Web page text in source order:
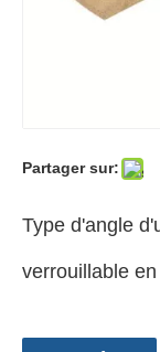
Partager sur:
Type d'angle
verrouillable